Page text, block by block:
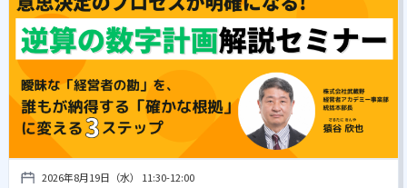
2026年8月19日（水） 11:30-12:00